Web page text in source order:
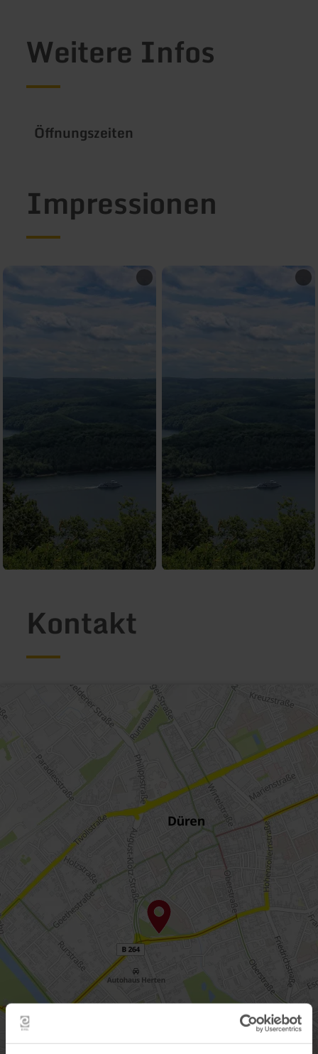
Weitere Infos
Öffnungszeiten
Impressionen
Kontakt